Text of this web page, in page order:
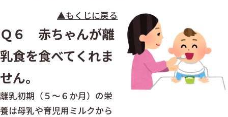
▲もくじに戻る
Ｑ６ 赤ちゃんが離
乳食を食べてくれま
せん。
離乳初期（５～６か月）の栄
養は母乳や育児用ミルクから